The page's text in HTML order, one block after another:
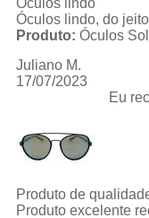
Óculos lindo
Óculos lindo, do
Produto: Óculos
Juliano M.
17/07/2023
Eu
Produto de
Produto excelente